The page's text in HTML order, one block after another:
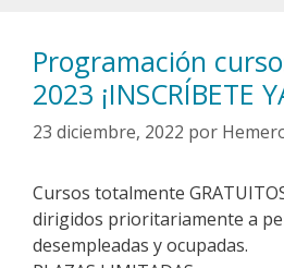
Programación
2023 ¡INSCRÍBETE
23 diciembre, 2022 por
Cursos totalmente
dirigidos prioritariamente a
desempleadas y ocupadas.